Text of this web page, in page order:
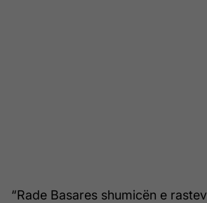
“Rade Basares shumicën e